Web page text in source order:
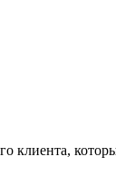
клиента,